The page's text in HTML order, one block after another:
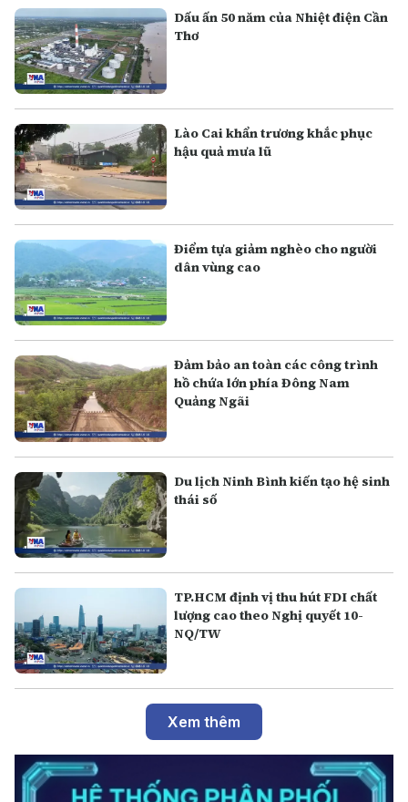
Dấu ấn 50 năm của Nhiệt điện Cần
Thơ
Lào Cai khẩn trương khắc phục
hậu quả mưa lũ
Điểm tựa giảm nghèo cho người
dân vùng cao
Đảm bảo an toàn các công trình
hồ chứa lớn phía Đông Nam
Quảng Ngãi
Du lịch Ninh Bình kiến tạo hệ sinh
thái số
TP.HCM định vị thu hút FDI chất
lượng cao theo Nghị quyết 10-
NQ/TW
Xem thêm